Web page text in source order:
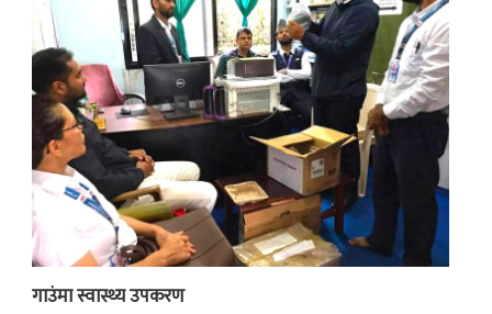
गाउंमा स्वास्थ्य उपकरण